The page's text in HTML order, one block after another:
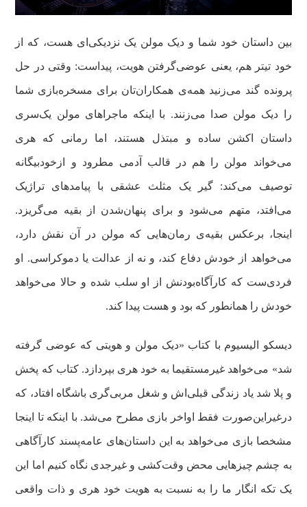
بین داستان خود شما و دیک مولن یک نزدیکی‌ای هست، که از
خود تیتر هم، یعنی عوضی‌گرفتن هویت، پیداست: وقتی در حل
پرونده گند می‌زنید همه‌ی همکاران‌تان برای مسخره‌‌بازی شما
را دیک مولن صدا می‌زنند. با اینکه ماجراهای مولن یک‌سری
داستان اکشن ساده و مبتذل‌ هستند، اما رمانی که هری
می‌خواند مولن را هم در قالب آدمی مطرود و ازخودبیگانه
توصیف می‌کند:‌ گیر یک مثلث عشقی با پیامدهای تراژیک
می‌افتد، متهم می‌شود و برای پنهان‌شدن از بقیه می‌گریزد.
اینجا، برعکس بقیه‌ی رمان‌هایی که مولن در آن نقش دارد،
می‌خواهد از خودش دفاع کند، و نه از عدالت یا دموکراسی. او
فردی‌ست که کارآگاه‌بودنش از او سلب شده و حالا می‌خواهد
خودش را همانطور که بود و هست پیدا کند.
دیسکو الیسیوم با کتاب «دیک مولن و هویتی که عوضی گرفته
شد» می‌خواهد غیرمستقیما به خود هری بپردازد. کتاب که پخش‌
و پلا شد یاد زندگی قبلی‌اش و شغل مربی‌گری باشگاه افتاد، که
درغیراین‌صورت فقط اواخر بازی مطرح می‌شد. با اینکه تا اینجا
مشخصا بازی می‌خواهد به این داستان‌های عامه‌پسند کارآگاهی
به چشم چیزهایی محض وقت‌کشی و غیرجدی نگاه کنیم اما این
یک تکه انگار ما را به نسبت به هویت خود هری و ذات واقعی